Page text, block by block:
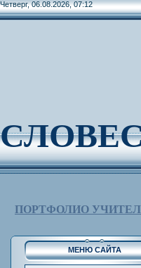
Четверг, 06.08.2026, 07:12
ПОРТФОЛИО
МЕНЮ САЙТА